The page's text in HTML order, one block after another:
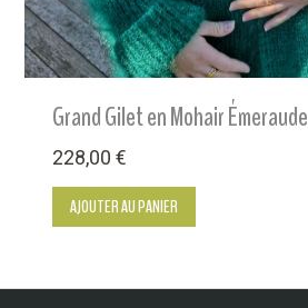
Grand Gilet en Mohair Émeraude
228,00€
AJOUTER AU PANIER